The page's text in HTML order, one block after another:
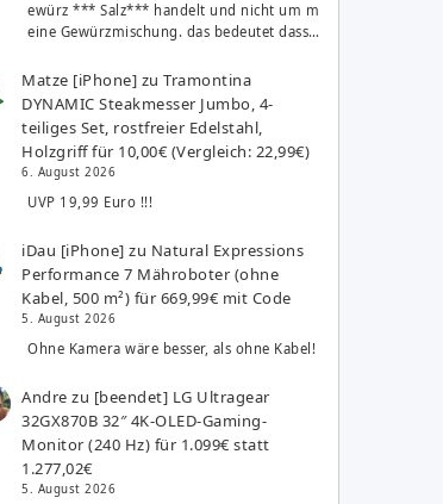
ewürz *** Salz*** handelt und nicht um m
eine Gewürzmischung. das bedeutet dass…
Matze [iPhone] zuTramontina
DYNAMIC Steakmesser Jumbo, 4-
teiliges Set, rostfreier Edelstahl,
Holzgriff für 10,00€ (Vergleich: 22,99€)
6. August 2026
UVP 19,99 Euro !!!
iDau [iPhone] zu Natural Expressions
Performance 7 Mähroboter (ohne
Kabel, 500 m²) für 669,99€ mit Code
5. August 2026
Ohne Kamera wäre besser, als ohne Kabel!
Andre zu [beendet] LG Ultragear
32GX870B 32″ 4K-OLED-Gaming-
Monitor (240 Hz) für 1.099€ statt
1.277,02€
5. August 2026